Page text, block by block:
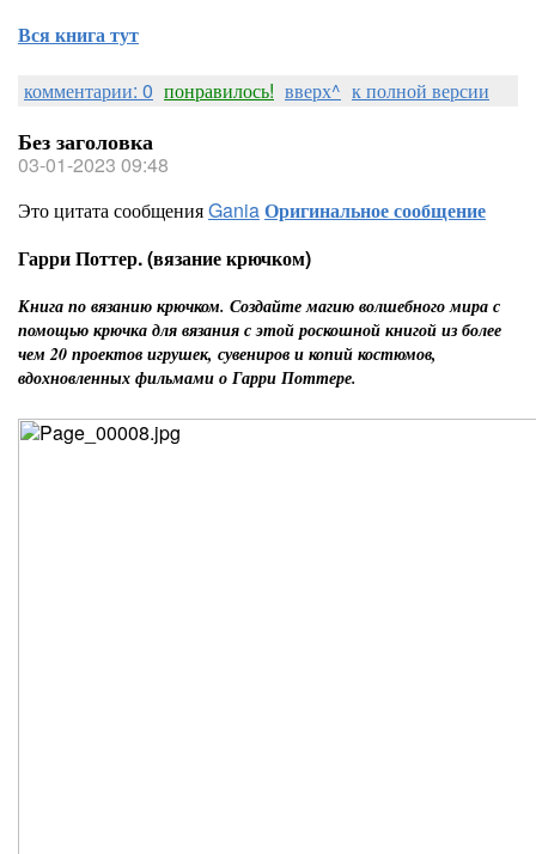
Вся книга тут
комментарии: 0 понравилось! вверх^ к полной версии
Без заголовка
03-01-2023 09:48
Это цитата сообщенияGaniaОригинальное сообщение
Гарри Поттер. (вязание крючком)
Книга по вязанию крючком. Создайте магию волшебного мира с
помощью крючка для вязания с этой роскошной книгой из более
чем 20 проектов игрушек, сувениров и копий костюмов,
вдохновленных фильмами о Гарри Поттере.